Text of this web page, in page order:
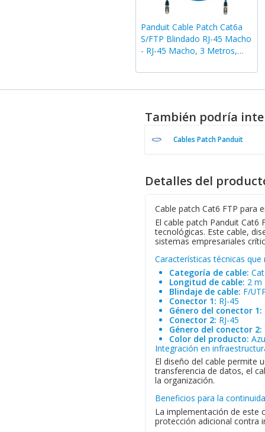
Panduit Cable Patch Cat6a
S/FTP Blindado RJ-45 Macho
- RJ-45 Macho, 3 Metros,
También podría
Cables Patch Panduit
Detalles del
Cable patch Cat6 FTP para
El cable patch Panduit
tecnológicas. Este cable,
sistemas empresariales
Características técnicas
Categoría de cable:
Longitud de cable: 2 m
Blindaje de cable: F/
Conector 1: RJ-45
Género del conector 1:
Conector 2: RJ-45
Género del conector 2:
Color del producto:
Integración en
El diseño del cable permite
transferencia de datos, el
la organización.
Beneficios para la
La implementación de este
protección adicional contra